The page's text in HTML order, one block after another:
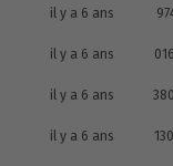
il y a 6 ans
il y a 6 ans
il y a 6 ans
il y a 6 ans